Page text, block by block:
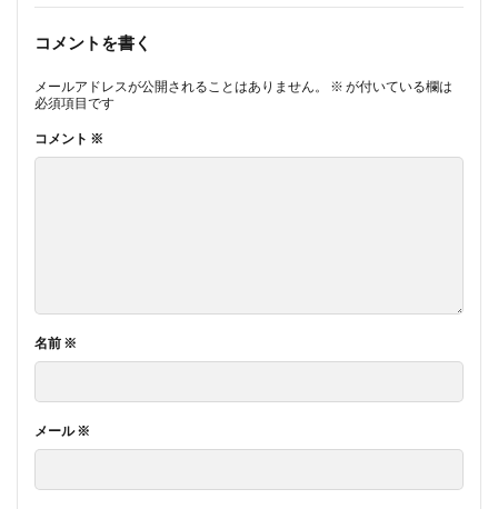
コメントを書く
メールアドレスが公開されることはありません。 ※ が付いている欄は
必須項目です
コメント ※
名前 ※
メール※